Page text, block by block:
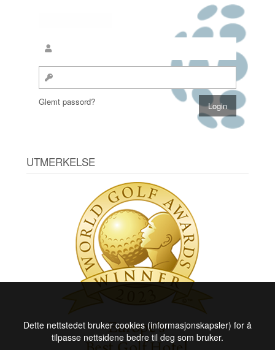
Glemt passord?
UTMERKELSE
Dette nettstedet bruker cookies (informasjonskapsler) for å
tilpasse nettsidene bedre til deg som bruker.